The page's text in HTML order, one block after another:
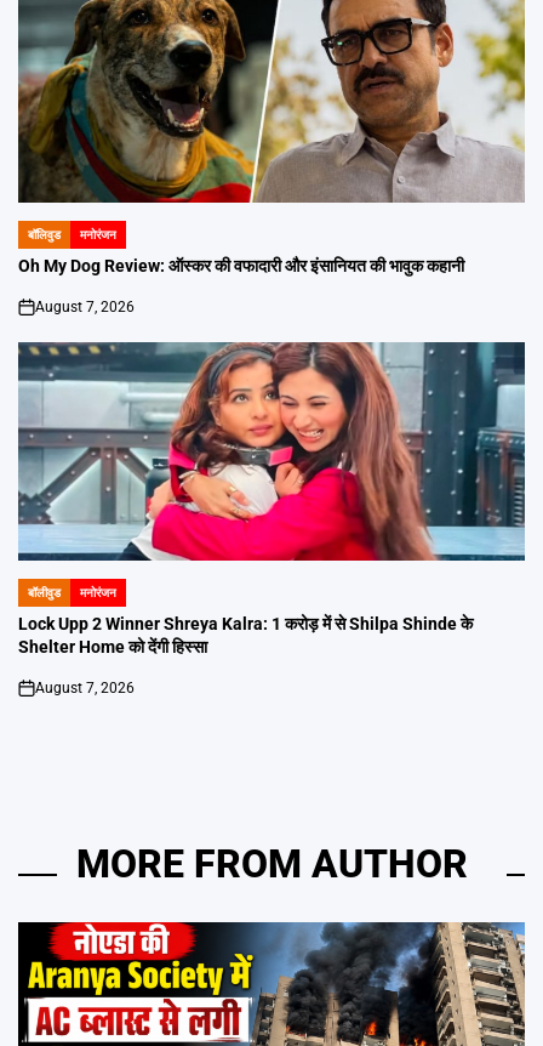
POSTED
IN
बॉलिवुड मनोरंजन
Oh My Dog Review: ऑस्कर की वफादारी और इंसानियत की भावुक कहानी
on
August 7, 2026
POSTED
IN
बॉलीवुड मनोरंजन
Lock Upp 2 Winner Shreya Kalra: 1 करोड़ में से Shilpa Shinde के
Shelter Home को देंगी हिस्सा
on
August 7, 2026
MORE FROM AUTHOR